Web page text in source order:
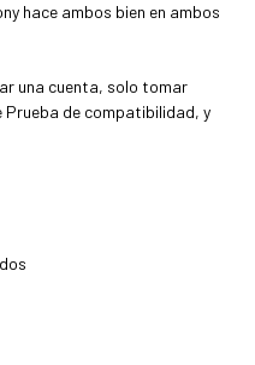
hace ambos bien en ambos
una cuenta, solo tomar
Prueba de compatibilidad, y